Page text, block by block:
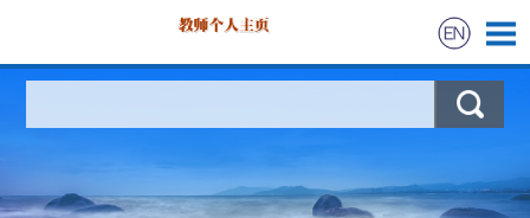
科学研究